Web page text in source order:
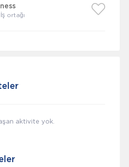
ortağı
aktivite yok.